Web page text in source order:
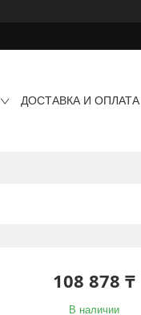
ДОСТАВКА И ОПЛАТА
108 878 ₸
В наличии